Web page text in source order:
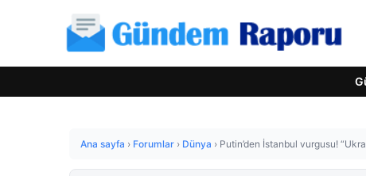
Ana sayfa › Forumlar › Dünya › Putin’den İstanbul vurgusu!